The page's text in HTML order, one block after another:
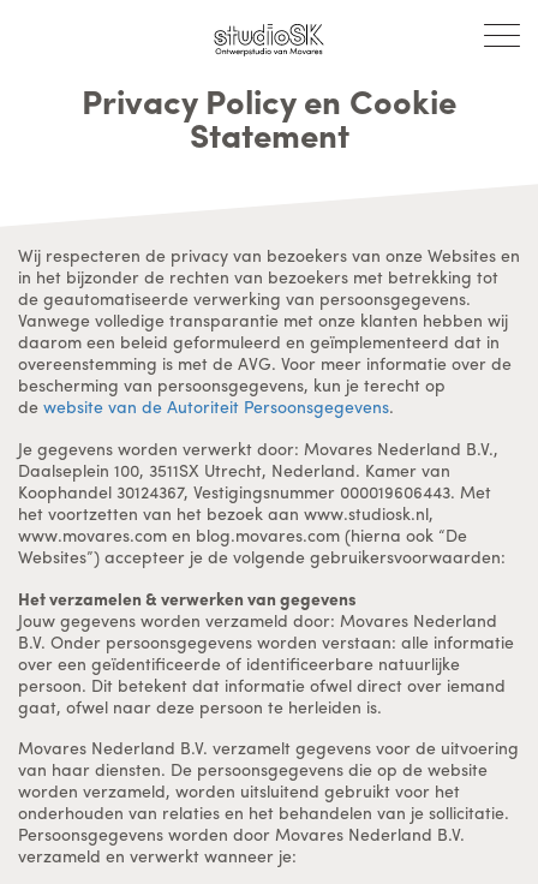
Privacy Policy en Cookie
Statement
Wij respecteren de privacy van bezoekers van onze Websites en
in het bijzonder de rechten van bezoekers met betrekking tot
de geautomatiseerde verwerking van persoonsgegevens.
Vanwege volledige transparantie met onze klanten hebben wij
daarom een beleid geformuleerd en geïmplementeerd dat in
overeenstemming is met de AVG. Voor meer informatie over de
bescherming van persoonsgegevens, kun je terecht op
de website van de Autoriteit Persoonsgegevens.
Je gegevens worden verwerkt door: Movares Nederland B.V.,
Daalseplein 100, 3511SX Utrecht, Nederland. Kamer van
Koophandel 30124367, Vestigingsnummer 000019606443. Met
het voortzetten van het bezoek aan www.studiosk.nl,
www.movares.com en blog.movares.com (hierna ook “De
Websites”) accepteer je de volgende gebruikersvoorwaarden:
Het verzamelen & verwerken van gegevens
Jouw gegevens worden verzameld door: Movares Nederland
B.V. Onder persoonsgegevens worden verstaan: alle informatie
over een geïdentificeerde of identificeerbare natuurlijke
persoon. Dit betekent dat informatie ofwel direct over iemand
gaat, ofwel naar deze persoon te herleiden is.
Movares Nederland B.V. verzamelt gegevens voor de uitvoering
van haar diensten. De persoonsgegevens die op de website
worden verzameld, worden uitsluitend gebruikt voor het
onderhouden van relaties en het behandelen van je sollicitatie.
Persoonsgegevens worden door Movares Nederland B.V.
verzameld en verwerkt wanneer je: